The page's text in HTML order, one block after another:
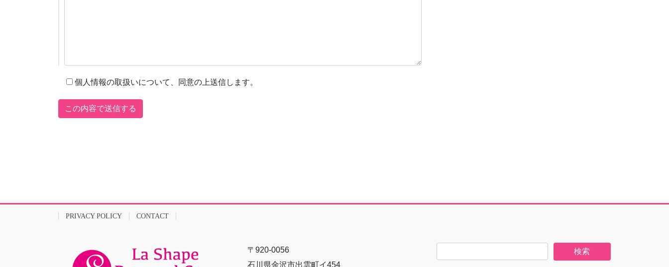
個人情報の取扱いについて、同意の上送信します。
PRIVACY POLICY CONTACT
〒920-0056
石川県金沢市出雲町イ454